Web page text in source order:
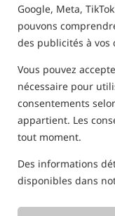
Google, Meta,
pouvons
des publicités à
Vous pouvez
nécessaire pour
consentements
appartient. Les
tout moment.
Des informations
disponibles dans
Vente
ESP CRYOGEN Classic
Crochets Carpe
6,17EUR